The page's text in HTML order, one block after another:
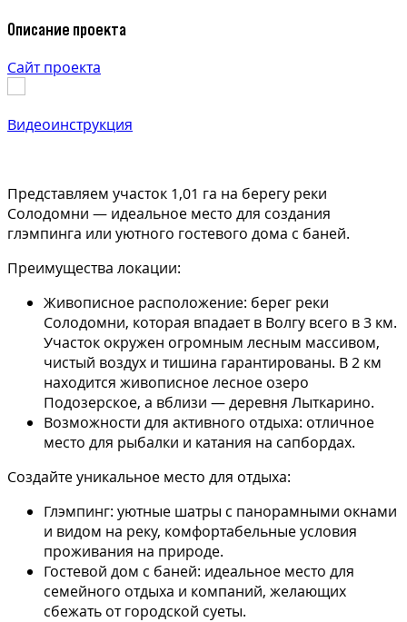
Описание проекта
Сайт проекта
Видеоинструкция
Представляем участок 1,01 га на берегу реки
Солодомни — идеальное место для создания
глэмпинга или уютного гостевого дома с баней.
Преимущества локации:
Живописное расположение: берег реки
Солодомни, которая впадает в Волгу всего в 3 км.
Участок окружен огромным лесным массивом,
чистый воздух и тишина гарантированы. В 2 км
находится живописное лесное озеро
Подозерское, а вблизи — деревня Лыткарино.
Возможности для активного отдыха: отличное
место для рыбалки и катания на сапбордах.
Создайте уникальное место для отдыха:
Глэмпинг: уютные шатры с панорамными окнами
и видом на реку, комфортабельные условия
проживания на природе.
Гостевой дом с баней: идеальное место для
семейного отдыха и компаний, желающих
сбежать от городской суеты.